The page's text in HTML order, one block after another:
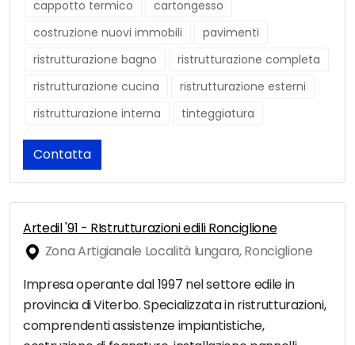
cappotto termico
cartongesso
costruzione nuovi immobili
pavimenti
ristrutturazione bagno
ristrutturazione completa
ristrutturazione cucina
ristrutturazione esterni
ristrutturazione interna
tinteggiatura
Contatta
Artedil '91 - RIstrutturazioni edili Ronciglione
Zona Artigianale Località lungara, Ronciglione
Impresa operante dal 1997 nel settore edile in
provincia di Viterbo. Specializzata in ristrutturazioni,
comprendenti assistenze impiantistiche,